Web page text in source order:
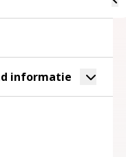
informatie Ga naar
Toggle
lengtegroei
bij kinderen